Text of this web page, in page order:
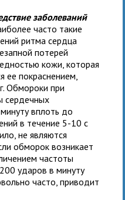
заболеваний
часто такие
ритма сердца
потерей
кожи, которая
ее покраснением,
Обмороки при
сердечных
вплоть до
в течение 5-10 с
не являются
обморок возникает
частоты
ударов в минуту
часто, приводит